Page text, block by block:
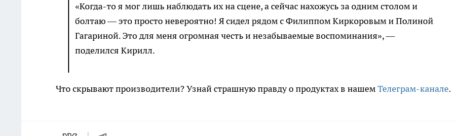
«Когда-то я мог лишь наблюдать их на сцене, а сейчас нахожусь за одним столом и
болтаю — это просто невероятно! Я сидел рядом с Филиппом Киркоровым и Полиной
Гагариной. Это для меня огромная честь и незабываемые воспоминания», —
поделился Кирилл.
Что скрывают производители? Узнай страшную правду о продуктах в нашемТелеграм-канале.